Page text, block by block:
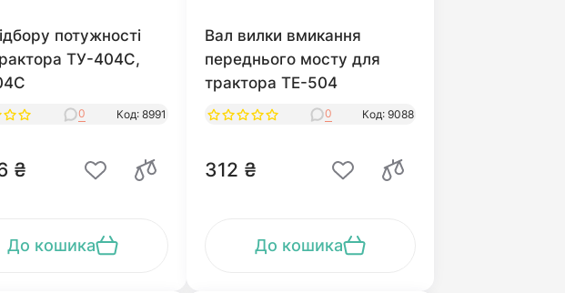
потужності
ТУ-404С,
0 Код: 8991
₴
До кошика
Вал вилки вмикання
переднього мосту для
трактора ТЕ-504
0 Код: 9088
312 ₴
До кошика